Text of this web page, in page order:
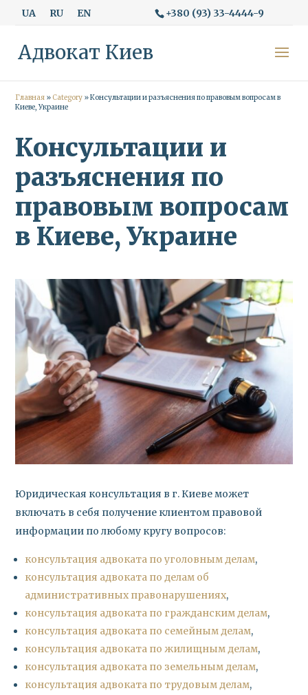
UA RU EN +380 (93) 33-4444-9
Адвокат Киев
Главная » Category »Консультации и разъяснения по правовым вопросам в
Киеве, Украине
Консультации и
разъяснения по
правовым вопросам
в Киеве, Украине
Юридическая консультация в г. Киеве может
включать в себя получение клиентом правовой
информации по любому кругу вопросов:
консультация адвоката по уголовным делам,
консультация адвоката по делам об
административных правонарушениях,
консультация адвоката по гражданским делам,
консультация адвоката по семейным делам,
консультация адвоката по жилищным делам,
консультация адвоката по земельным делам,
консультация адвоката по трудовым делам,